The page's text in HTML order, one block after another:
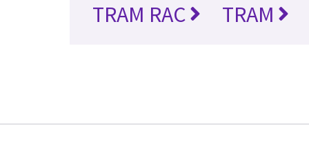
TRAM RAC TRAM